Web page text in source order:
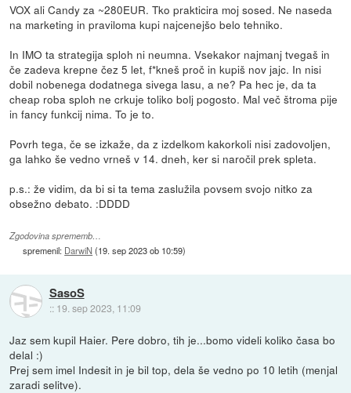
VOX ali Candy za ~280EUR. Tko prakticira moj sosed. Ne naseda
na marketing in praviloma kupi najcenejšo belo tehniko.
In IMO ta strategija sploh ni neumna. Vsekakor najmanj tvegaš in
če zadeva krepne čez 5 let, f*kneš proč in kupiš nov jajc. In nisi
dobil nobenega dodatnega sivega lasu, a ne? Pa hec je, da ta
cheap roba sploh ne crkuje toliko bolj pogosto. Mal več štroma pije
in fancy funkcij nima. To je to.
Povrh tega, če se izkaže, da z izdelkom kakorkoli nisi zadovoljen,
ga lahko še vedno vrneš v 14. dneh, ker si naročil prek spleta.
p.s.: že vidim, da bi si ta tema zaslužila povsem svojo nitko za
obsežno debato. :DDDD
Zgodovina sprememb…
spremenil: DarwiN(19. sep 2023 ob 10:59)
SasoS
:: 19. sep 2023, 11:09
Jaz sem kupil Haier. Pere dobro, tih je...bomo videli koliko časa bo
delal :)
Prej sem imel Indesit in je bil top, dela še vedno po 10 letih (menjal
zaradi selitve).